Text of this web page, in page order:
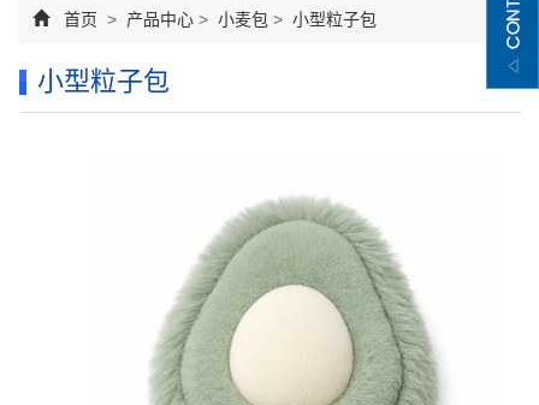
首页 > 产品中心 > 小麦包 > 小型粒子包
小型粒子包